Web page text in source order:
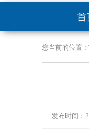
首
您当前的位置 :
发布时间：